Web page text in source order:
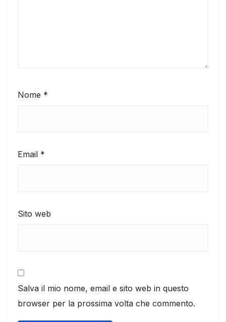
Nome *
Email *
Sito web
Salva il mio nome, email e sito web in questo
browser per la prossima volta che commento.